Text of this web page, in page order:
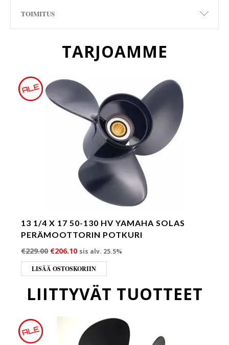
TOIMITUS
TARJOAMME
13 1/4 X 17 50-130 HV YAMAHA SOLAS
PERÄMOOTTORIN POTKURI
€229.00 Alkuperäinen hinta oli: €229.00.
€206.10Nykyinen hinta on: €206.10.
sis alv. 25.5%
LISÄÄ OSTOSKORIIN
LIITTYVÄT TUOTTEET